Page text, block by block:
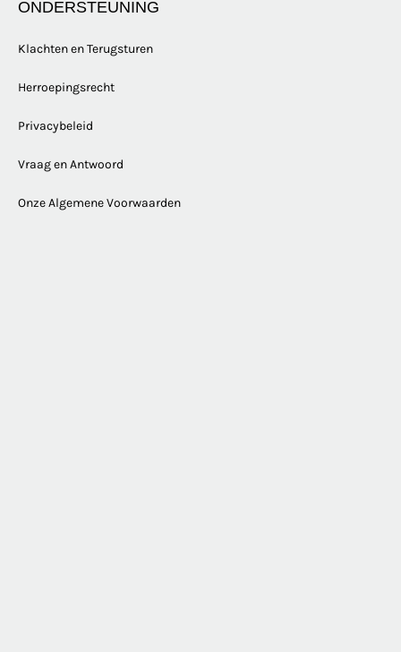
ONDERSTEUNING
Klachten en Terugsturen
Herroepingsrecht
Privacybeleid
Vraag en Antwoord
Onze Algemene Voorwaarden